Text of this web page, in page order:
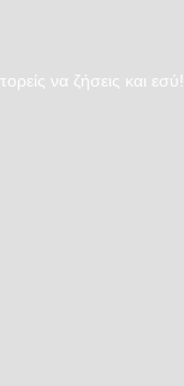
να ζήσεις και εσύ!